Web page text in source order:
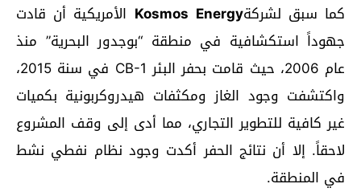
كما سبق لشركةKosmos Energy الأمريكية أن قادت
جهوداً استكشافية في منطقة “بوجدور البحرية” منذ
عام 2006، حيث قامت بحفر البئر CB-1 في سنة 2015،
واكتشفت وجود الغاز ومكثفات هيدروكربونية بكميات
غير كافية للتطوير التجاري، مما أدى إلى وقف المشروع
لاحقاً. إلا أن نتائج الحفر أكدت وجود نظام نفطي نشط
في المنطقة.